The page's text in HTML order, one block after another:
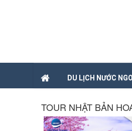
DU LỊCH NƯỚC
TOUR NHẬT BẢN